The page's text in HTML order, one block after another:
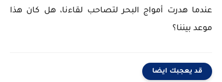
عندما هدرت أمواج البحر لتصاحب لقاءنا، هل كان هذا
موعد بيننا؟
قد يعجبك ايضا